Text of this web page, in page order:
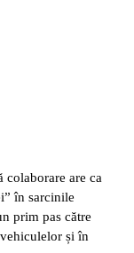
colaborare are ca
în sarcinile
prim pas către
și în